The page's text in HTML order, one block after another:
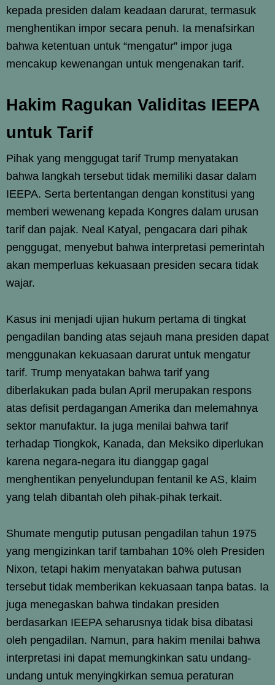
kepada presiden dalam keadaan darurat, termasuk
menghentikan impor secara penuh. Ia menafsirkan
bahwa ketentuan untuk “mengatur” impor juga
mencakup kewenangan untuk mengenakan tarif.
Hakim Ragukan Validitas IEEPA
untuk Tarif
Pihak yang menggugat tarif Trump menyatakan
bahwa langkah tersebut tidak memiliki dasar dalam
IEEPA. Serta bertentangan dengan konstitusi yang
memberi wewenang kepada Kongres dalam urusan
tarif dan pajak. Neal Katyal, pengacara dari pihak
penggugat, menyebut bahwa interpretasi pemerintah
akan memperluas kekuasaan presiden secara tidak
wajar.
Kasus ini menjadi ujian hukum pertama di tingkat
pengadilan banding atas sejauh mana presiden dapat
menggunakan kekuasaan darurat untuk mengatur
tarif. Trump menyatakan bahwa tarif yang
diberlakukan pada bulan April merupakan respons
atas defisit perdagangan Amerika dan melemahnya
sektor manufaktur. Ia juga menilai bahwa tarif
terhadap Tiongkok, Kanada, dan Meksiko diperlukan
karena negara-negara itu dianggap gagal
menghentikan penyelundupan fentanil ke AS, klaim
yang telah dibantah oleh pihak-pihak terkait.
Shumate mengutip putusan pengadilan tahun 1975
yang mengizinkan tarif tambahan 10% oleh Presiden
Nixon, tetapi hakim menyatakan bahwa putusan
tersebut tidak memberikan kekuasaan tanpa batas. Ia
juga menegaskan bahwa tindakan presiden
berdasarkan IEEPA seharusnya tidak bisa dibatasi
oleh pengadilan. Namun, para hakim menilai bahwa
interpretasi ini dapat memungkinkan satu undang-
undang untuk menyingkirkan semua peraturan